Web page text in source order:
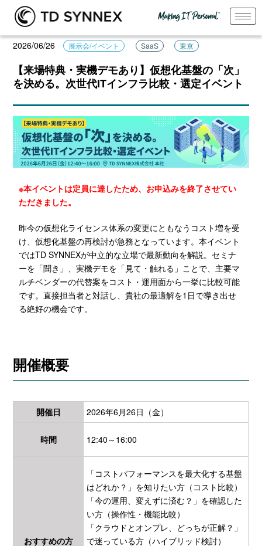
2026/06/26 展示会/イベント SaaS 東京
【来場特典・実機デモあり】仮想化基盤の「次」
を決める。次世代ITインフラ比較・選定イベント
※本イベントは定員に達したため、お申込みを終了させてい
ただきました。
昨今の仮想化ライセンス体系の変更にともなうコスト増を受
け、仮想化基盤の再検討が急務となっています。本イベント
ではTD SYNNEXが中立的な立場で最新動向を解説。セミナ
ーを「聞き」、実機デモを「見て・触れる」ことで、主要マ
ルチベンダーの代替案をコスト・運用面から一挙に比較可能
です。直接担当者と対話し、貴社の最適解を1日で導き出せ
る絶好の機会です。
開催概要
開催日 2026年6月26日（金）
時間 12:40～16:00
おすすめの方
「コストパフォーマンスを最大化する基盤
はどれか？ 」を知りたい方（コスト比較）
「今の運用、変えずに済む？」を確認した
い方（操作性・機能比較）
「クラウドとオンプレ、どっちが正解？」
で迷っている方（ハイブリッド検討）